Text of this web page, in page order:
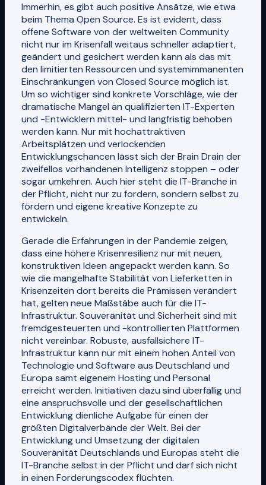
Immerhin, es gibt auch positive Ansätze, wie etwa
beim Thema Open Source. Es ist evident, dass
offene Software von der weltweiten Community
nicht nur im Krisenfall weitaus schneller adaptiert,
geändert und gesichert werden kann als das mit
den limitierten Ressourcen und systemimmanenten
Einschränkungen von Closed Source möglich ist.
Um so wichtiger sind konkrete Vorschläge, wie der
dramatische Mangel an qualifizierten IT-Experten
und -Entwicklern mittel- und langfristig behoben
werden kann. Nur mit hochattraktiven
Arbeitsplätzen und verlockenden
Entwicklungschancen lässt sich der Brain Drain der
zweifellos vorhandenen Intelligenz stoppen – oder
sogar umkehren. Auch hier steht die IT-Branche in
der Pflicht, nicht nur zu fordern, sondern selbst zu
fördern und eigene kreative Konzepte zu
entwickeln.
Gerade die Erfahrungen in der Pandemie zeigen,
dass eine höhere Krisenresilienz nur mit neuen,
konstruktiven Ideen angepackt werden kann. So
wie die mangelhafte Stabilität von Lieferketten in
Krisenzeiten dort bereits die Prämissen verändert
hat, gelten neue Maßstäbe auch für die IT-
Infrastruktur. Souveränität und Sicherheit sind mit
fremdgesteuerten und -kontrollierten Plattformen
nicht vereinbar. Robuste, ausfallsichere IT-
Infrastruktur kann nur mit einem hohen Anteil von
Technologie und Software aus Deutschland und
Europa samt eigenem Hosting und Personal
erreicht werden. Initiativen dazu sind überfällig und
eine anspruchsvolle und der gesellschaftlichen
Entwicklung dienliche Aufgabe für einen der
größten Digitalverbände der Welt. Bei der
Entwicklung und Umsetzung der digitalen
Souveränität Deutschlands und Europas steht die
IT-Branche selbst in der Pflicht und darf sich nicht
in einen Forderungscodex flüchten.